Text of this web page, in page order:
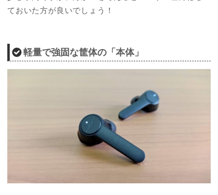
ておいた方が良いでしょう！
軽量で強固な筐体の「本体」